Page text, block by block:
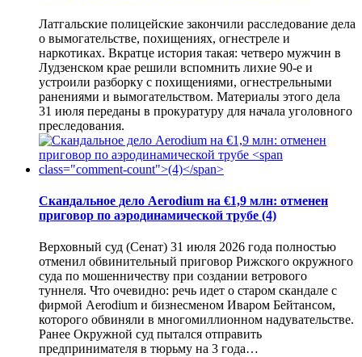
Латгальские полицейские закончили расследование дела
о вымогательстве, похищениях, огнестреле и
наркотиках. Вкратце история такая: четверо мужчин в
Лудзенском крае решили вспомнить лихие 90-е и
устроили разборку с похищениями, огнестрельными
ранениями и вымогательством. Материалы этого дела
31 июля переданы в прокуратуру для начала уголовного
преследования.
Скандальное дело Aerodium на €1,9 млн: отменен
приговор по аэродинамической трубе (4)
Верховный суд (Сенат) 31 июля 2026 года полностью
отменил обвинительный приговор Рижского окружного
суда по мошенничеству при создании ветрового
туннеля. Что очевидно: речь идет о старом скандале с
фирмой Aerodium и бизнесменом Иваром Бейтансом,
которого обвиняли в многомиллионном надувательстве.
Ранее Окружной суд пытался отправить
предпринимателя в тюрьму на 3 года…